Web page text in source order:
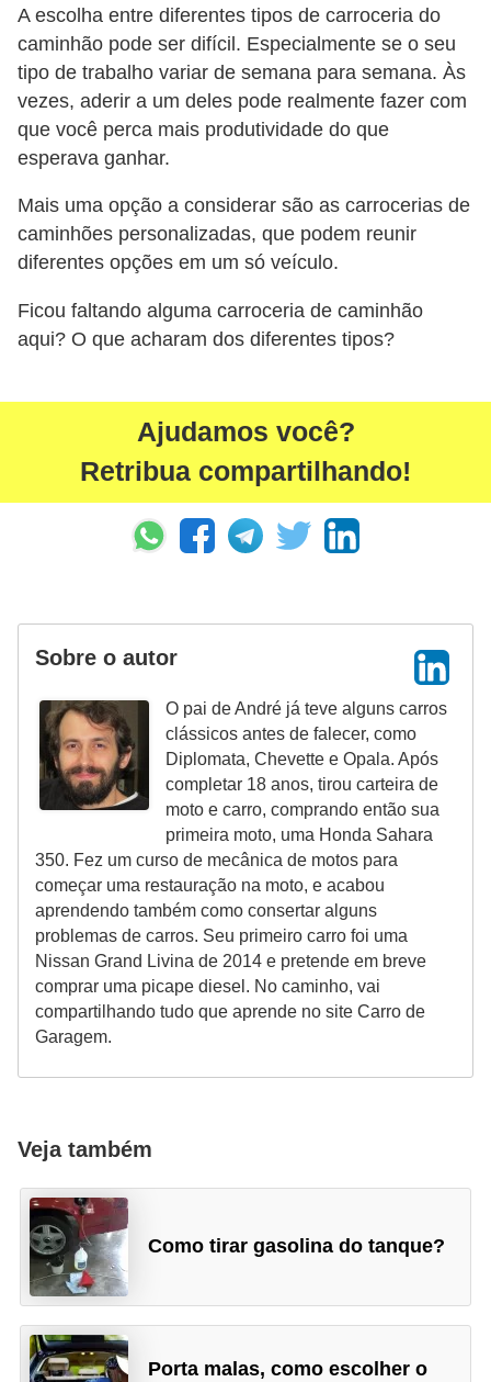
A escolha entre diferentes tipos de carroceria do
caminhão pode ser difícil. Especialmente se o seu
tipo de trabalho variar de semana para semana. Às
vezes, aderir a um deles pode realmente fazer com
que você perca mais produtividade do que
esperava ganhar.
Mais uma opção a considerar são as carrocerias de
caminhões personalizadas, que podem reunir
diferentes opções em um só veículo.
Ficou faltando alguma carroceria de caminhão
aqui? O que acharam dos diferentes tipos?
Ajudamos você?
Retribua compartilhando!
Sobre o autor
O pai de André já teve alguns carros
clássicos antes de falecer, como
Diplomata, Chevette e Opala. Após
completar 18 anos, tirou carteira de
moto e carro, comprando então sua
primeira moto, uma Honda Sahara
350. Fez um curso de mecânica de motos para
começar uma restauração na moto, e acabou
aprendendo também como consertar alguns
problemas de carros. Seu primeiro carro foi uma
Nissan Grand Livina de 2014 e pretende em breve
comprar uma picape diesel. No caminho, vai
compartilhando tudo que aprende no site Carro de
Garagem.
Veja também
Como tirar gasolina do tanque?
Porta malas, como escolher o
s
e
l
é
t
r
i
c
s
h
s